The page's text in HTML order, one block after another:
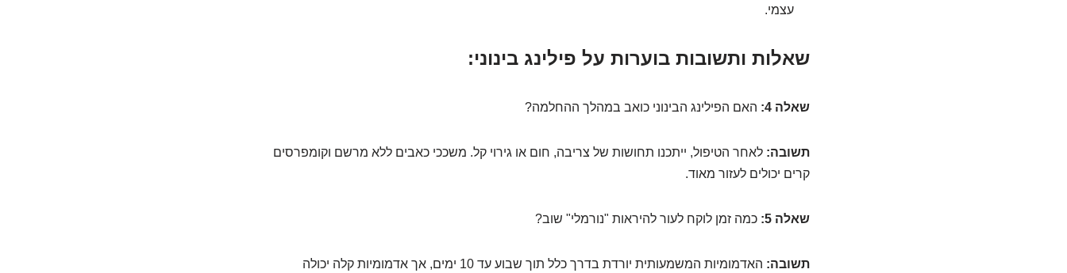
עצמי.
שאלות ותשובות בוערות על פילינג בינוני:
שאלה 4: האם הפילינג הבינוני כואב במהלך ההחלמה?
תשובה: לאחר הטיפול, ייתכנו תחושות של צריבה, חום או גירוי קל. משככי כאבים ללא מרשם וקומפרסים
קרים יכולים לעזור מאוד.
שאלה 5: כמה זמן לוקח לעור להיראות "נורמלי" שוב?
תשובה:
האדמומיות המשמעותית יורדת בדרך כלל תוך שבוע עד 10 ימים, אך אדמומיות קלה יכולה